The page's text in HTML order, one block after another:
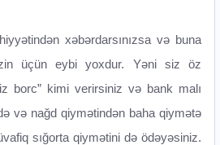
xəbərdarsınızsa və buna
üçün eybi yoxdur. Yəni siz öz
borc” kimi verirsiniz və bank malı
və nağd qiymətindən baha qiymətə
sığorta qiymətini də ödəyəsiniz.